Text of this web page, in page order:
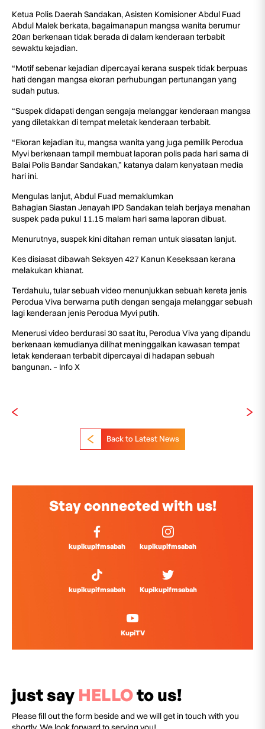
Ketua Polis Daerah Sandakan, Asisten Komisioner Abdul Fuad
Abdul Malek berkata, bagaimanapun mangsa wanita berumur
20an berkenaan tidak berada di dalam kenderaan terbabit
sewaktu kejadian.
“Motif sebenar kejadian dipercayai kerana suspek tidak berpuas
hati dengan mangsa ekoran perhubungan pertunangan yang
sudah putus.
“Suspek didapati dengan sengaja melanggar kenderaan mangsa
yang diletakkan di tempat meletak kenderaan terbabit.
“Ekoran kejadian itu, mangsa wanita yang juga pemilik Perodua
Myvi berkenaan tampil membuat laporan polis pada hari sama di
Balai Polis Bandar Sandakan,” katanya dalam kenyataan media
hari ini.
Mengulas lanjut, Abdul Fuad memaklumkan
Bahagian Siastan Jenayah IPD Sandakan telah berjaya menahan
suspek pada pukul 11.15 malam hari sama laporan dibuat.
Menurutnya, suspek kini ditahan reman untuk siasatan lanjut.
Kes disiasat dibawah Seksyen 427 Kanun Keseksaan kerana
melakukan khianat.
Terdahulu, tular sebuah video menunjukkan sebuah kereta jenis
Perodua Viva berwarna putih dengan sengaja melanggar sebuah
lagi kenderaan jenis Perodua Myvi putih.
Menerusi video berdurasi 30 saat itu, Perodua Viva yang dipandu
berkenaan kemudianya dilihat meninggalkan kawasan tempat
letak kenderaan terbabit dipercayai di hadapan sebuah
bangunan. – Info X
Back to Latest News
Stay connected with us!
kupikupifmsabah kupikupifmsabah
kupikupifmsabah Kupikupifmsabah
KupiTV
just say HELLOto us!
Please fill out the form beside and we will get in touch with you